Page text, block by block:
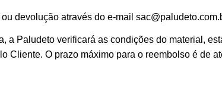
devolução através do e-mail
a Paludeto verificará as condições do material,
Cliente. O prazo máximo para o reembolso é de